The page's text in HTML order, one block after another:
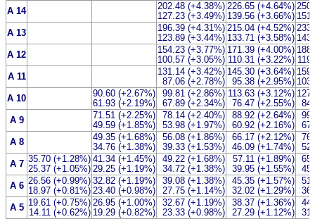
A 14
202.48 (+4.38%)
127.23 (+3.49%)
226.65 (+4.64%)
139.56 (+3.66%)
A 13
196.39 (+4.31%)
123.89 (+3.44%)
215.04 (+4.52%)
133.71 (+3.58%)
A 12
154.23 (+3.77%)
100.57 (+3.05%)
171.39 (+4.00%)
110.31 (+3.22%)
A 11
131.14 (+3.42%)
87.06 (+2.78%)
145.30 (+3.64%)
95.38 (+2.95%)
A 10
90.60 (+2.67%)
61.93 (+2.19%)
99.81 (+2.86%)
67.89 (+2.34%)
113.63 (+3.12%)
76.47 (+2.55%)
A 9
71.51 (+2.25%)
49.59 (+1.85%)
78.14 (+2.40%)
53.98 (+1.97%)
88.92 (+2.64%)
60.92 (+2.16%)
A 8
49.35 (+1.68%)
34.76 (+1.38%)
56.08 (+1.86%)
39.33 (+1.53%)
66.17 (+2.12%)
46.09 (+1.74%)
A 7 35.70 (+1.28%)
25.37 (+1.05%)
41.34 (+1.45%)
29.25 (+1.19%)
49.22 (+1.68%)
34.72 (+1.38%)
57.11 (+1.89%)
39.95 (+1.55%)
A 6 26.56 (+0.99%)
18.97 (+0.81%)
32.82 (+1.19%)
23.40 (+0.98%)
39.08 (+1.38%)
27.75 (+1.14%)
45.35 (+1.57%)
32.02 (+1.29%)
A 5 19.61 (+0.75%)
14.11 (+0.62%)
26.95 (+1.00%)
19.29 (+0.82%)
32.67 (+1.19%)
23.33 (+0.98%)
38.37 (+1.36%)
27.29 (+1.12%)